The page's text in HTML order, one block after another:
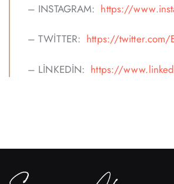
– INSTAGRAM: https://
– TWİTTER: https://twitter.com/
– LİNKEDİN: https://